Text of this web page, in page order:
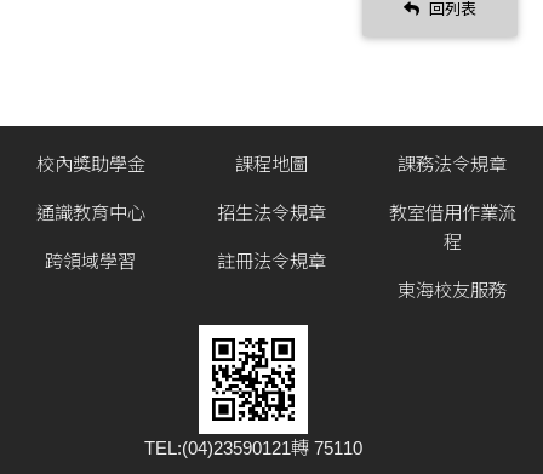
回列表
校內獎助學金
通識教育中心
跨領域學習
課程地圖
招生法令規章
註冊法令規章
課務法令規章
教室借用作業流
程
東海校友服務
TEL:(04)23590121轉 75110